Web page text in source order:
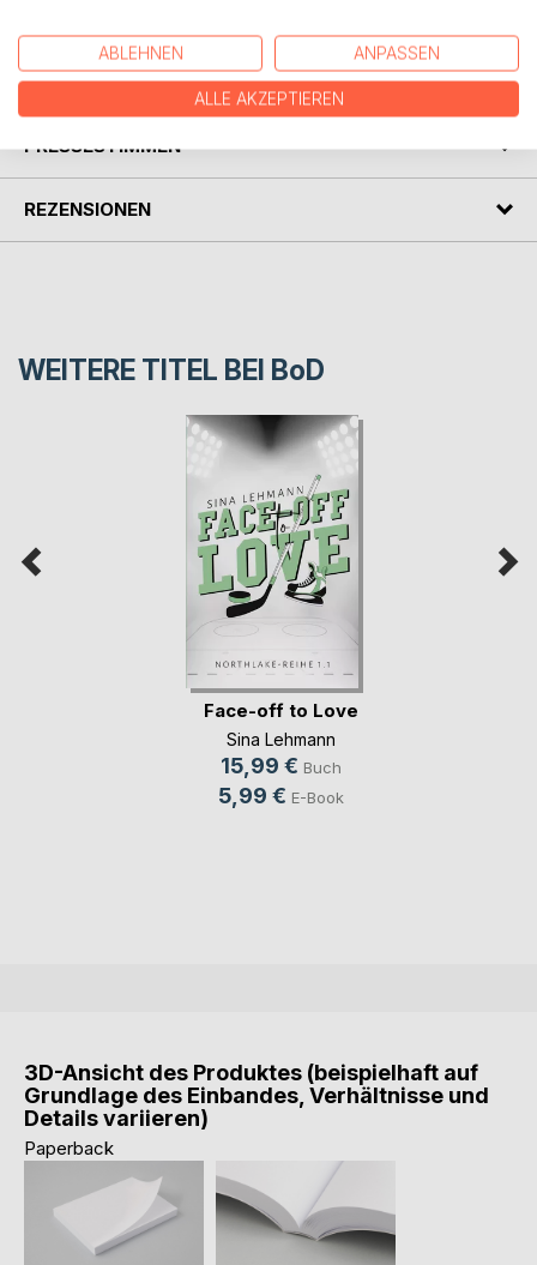
AUTOR/IN
PRESSESTIMMEN
REZENSIONEN
WEITERE TITEL BEI BoD
Face-off to Love
Sina Lehmann
15,99 € Buch
5,99 € E-Book
3D-Ansicht des Produktes (beispielhaft auf
Grundlage des Einbandes, Verhältnisse und
Details variieren)
Paperback
ABLEHNEN ANPASSEN
ALLE AKZEPTIEREN